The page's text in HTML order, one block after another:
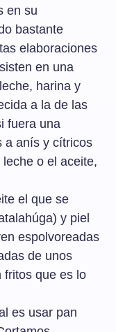
en su
bastante
elaboraciones
en una
harina y
a la de las
fuera una
a anís y cítricos
o el aceite,
el que se
y piel
espolvoreadas
de unos
fritos que es lo
es usar pan